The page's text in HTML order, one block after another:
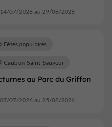
14/07/2026 au 29/08/2026
au Parc du Griffon
Fêtes populaires
Caubon-Saint-Sauveur
07/07/2026 au 25/08/2026